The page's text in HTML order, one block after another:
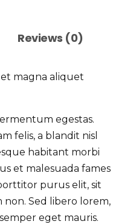
Reviews (0)
magna aliquet
egestas.
felis, a blandit nisl
habitant morbi
et malesuada fames
purus elit, sit
Sed libero lorem,
eget mauris.